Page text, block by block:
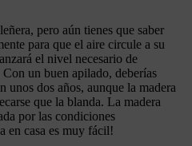
pero aún tienes que saber
para que el aire circule a su
el nivel necesario de
un buen apilado, deberías
unos dos años, aunque la madera
que la blanda. La madera
por las condiciones
en casa es muy fácil!